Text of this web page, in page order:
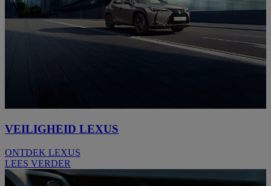
VEILIGHEID LEXUS
ONTDEK LEXUS
LEES VERDER